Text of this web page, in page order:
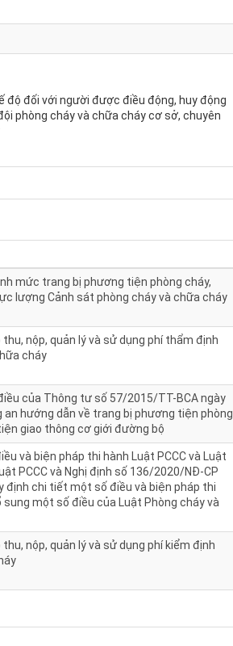
độ đối với người được điều động, huy động
phòng cháy và chữa cháy cơ sở, chuyên
mức trang bị phương tiện phòng cháy,
lượng Cảnh sát phòng cháy và chữa cháy
nộp, quản lý và sử dụng phí thẩm định
cháy
của Thông tư số 57/2015/TT-BCA ngày
hướng dẫn về trang bị phương tiện phòng
giao thông cơ giới đường bộ
và biện pháp thi hành Luật PCCC và Luật
PCCC và Nghị định số 136/2020/NĐ-CP
định chi tiết một số điều và biện pháp thi
sung một số điều của Luật Phòng cháy và
nộp, quản lý và sử dụng phí kiểm định